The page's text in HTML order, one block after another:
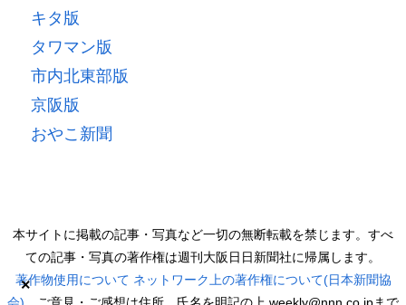
×
キタ版
タワマン版
市内北東部版
京阪版
おやこ新聞
本サイトに掲載の記事・写真など一切の無断転載を禁じます。すべ
ての記事・写真の著作権は週刊大阪日日新聞社に帰属します。
著作物使用について ネットワーク上の著作権について(日本新聞協
会) ご意見・ご感想は住所、氏名を明記の上 weekly@nnn.co.jpまで